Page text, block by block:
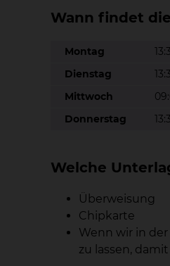
Wann findet
Montag
Dienstag
Mittwoch
Donnerstag
Welche
Überweisung
Chipkarte
Wenn wir in
zu lassen,